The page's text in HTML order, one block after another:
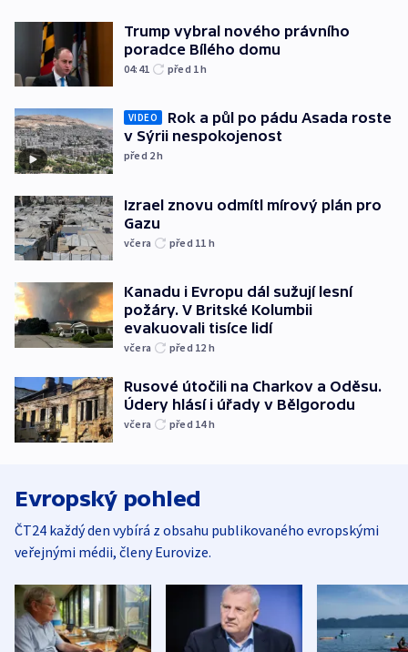
Trump vybral nového právního
poradce Bílého domu
04:41 před 1h
VIDEO
Rok a půl po pádu Asada roste
v Sýrii nespokojenost
před 2h
Izrael znovu odmítl mírový plán pro
Gazu
včera před 11 h
Kanadu i Evropu dál sužují lesní
požáry. V Britské Kolumbii
evakuovali tisíce lidí
včera před 12 h
Rusové útočili na Charkov a Oděsu.
Údery hlásí i úřady v Bělgorodu
včera před 14h
Evropský pohled
ČT24 každý den vybírá z obsahu publikovaného evropskými
veřejnými médii, členy Eurovize.